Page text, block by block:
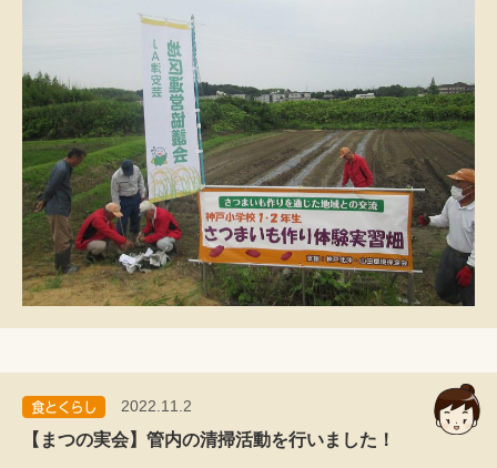
2022.11.2
【まつの実会】管内の清掃活動を行いました！